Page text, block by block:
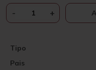
Pais
Tipo
-MAR
DE
FINCA
VALIÑAS
ALBARIÑO
+